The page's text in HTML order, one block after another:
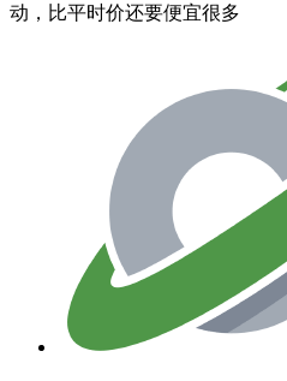
动，比平时价还要便宜很多